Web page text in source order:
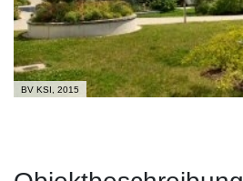
BV KSI, 2015